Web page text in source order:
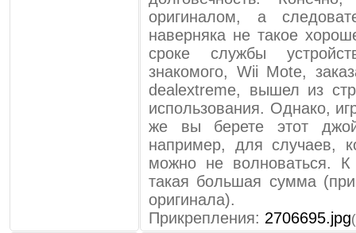
оригиналом, а
наверняка не такое
сроке службы
знакомого, Wii Mote,
dealextreme, вышел из
использования. Однако,
же вы берете этот
например, для случаев,
можно не волноваться.
такая большая сумма
оригинала).
Прикрепления: 2706695.jpg